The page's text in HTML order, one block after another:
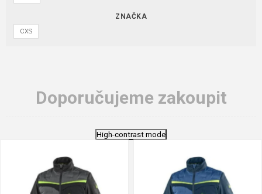
ZNAČKA
CXS
Doporučujeme zakoupit
High-contrast mode